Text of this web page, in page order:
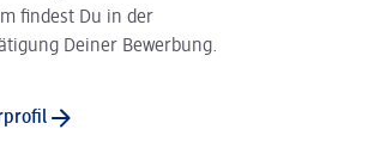
findest Du in der
Deiner Bewerbung.